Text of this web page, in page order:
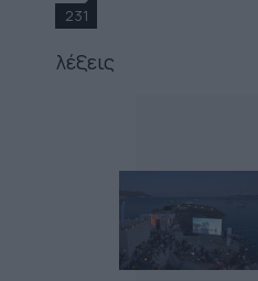
231
λέξεις